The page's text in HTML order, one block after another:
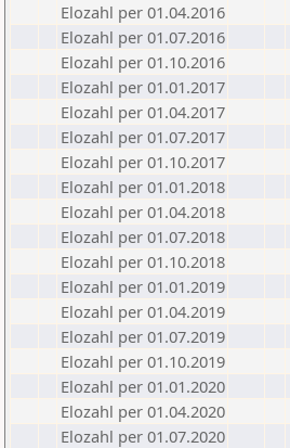
Elozahl per 01.04.2016
Elozahl per 01.07.2016
Elozahl per 01.10.2016
Elozahl per 01.01.2017
Elozahl per 01.04.2017
Elozahl per 01.07.2017
Elozahl per 01.10.2017
Elozahl per 01.01.2018
Elozahl per 01.04.2018
Elozahl per 01.07.2018
Elozahl per 01.10.2018
Elozahl per 01.01.2019
Elozahl per 01.04.2019
Elozahl per 01.07.2019
Elozahl per 01.10.2019
Elozahl per 01.01.2020
Elozahl per 01.04.2020
Elozahl per 01.07.2020